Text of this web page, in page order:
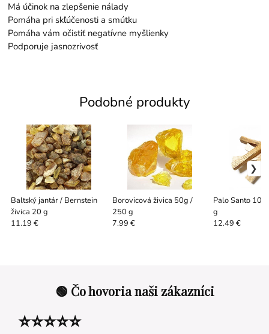
Má účinok na zlepšenie nálady
Pomáha pri skľúčenosti a smútku
Pomáha vám očistiť negatívne myšlienky
Podporuje jasnozrivosť
Podobné produkty
Baltský jantár / Bernstein
živica 20 g
11.19 €
Borovicová živica 50g /
250 g
7.99 €
Palo Santo
g
12.49 €
🟢 Čo hovoria naši zákazníci
⭐⭐⭐⭐⭐